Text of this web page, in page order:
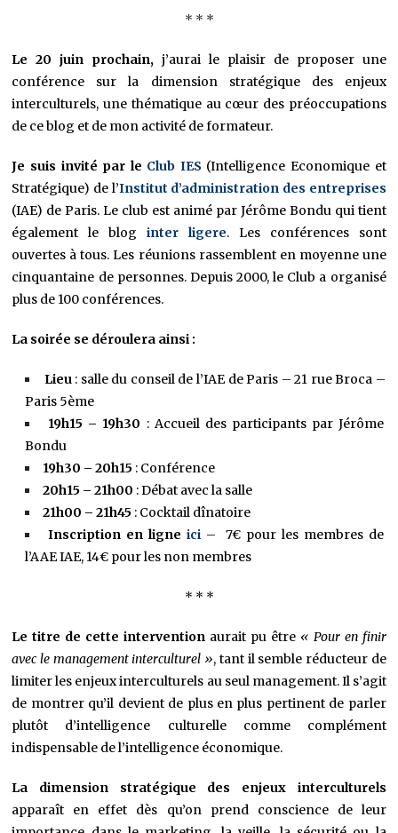
* * *
Le 20 juin prochain, j’aurai le plaisir de proposer une
conférence sur la dimension stratégique des enjeux
interculturels, une thématique au cœur des préoccupations
de ce blog et de mon activité de formateur.
Je suis invité par le Club IES (Intelligence Economique et
Stratégique) de l’Institut d’administration des entreprises
(IAE) de Paris. Le club est animé par Jérôme Bondu qui tient
également le bloginter ligere. Les conférences sont
ouvertes à tous. Les réunions rassemblent en moyenne une
cinquantaine de personnes. Depuis 2000, le Club a organisé
plus de 100 conférences.
La soirée se déroulera ainsi :
Lieu: salle du conseil de l’IAE de Paris – 21 rue Broca –
Paris 5ème
19h15 – 19h30 : Accueil des participants par Jérôme
Bondu
19h30 – 20h15 : Conférence
20h15 – 21h00 : Débat avec la salle
21h00 – 21h45 : Cocktail dînatoire
Inscription en ligne ici– 7€ pour les membres de
l’AAE IAE, 14€ pour les non membres
* * *
Le titre de cette intervention aurait pu être « Pour en finir
avec le management interculturel », tant il semble réducteur de
limiter les enjeux interculturels au seul management. Il s’agit
de montrer qu’il devient de plus en plus pertinent de parler
plutôt d’intelligence culturelle comme complément
indispensable de l’intelligence économique.
La dimension stratégique des enjeux interculturels
apparaît en effet dès qu’on prend conscience de leur